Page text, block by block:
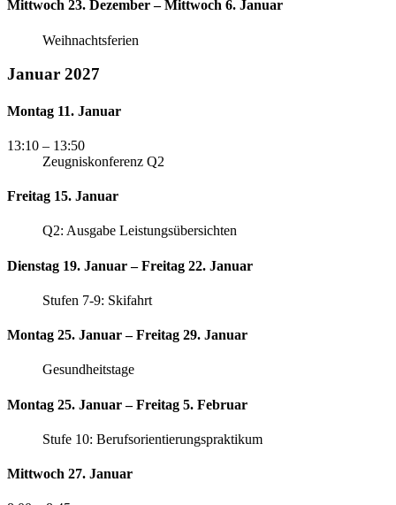
Mittwoch 23. Dezember – Mittwoch 6. Januar
Weihnachtsferien
Januar 2027
Montag 11. Januar
13:10 – 13:50
Zeugniskonferenz Q2
Freitag 15. Januar
Q2: Ausgabe Leistungsübersichten
Dienstag 19. Januar – Freitag 22. Januar
Stufen 7-9: Skifahrt
Montag 25. Januar – Freitag 29. Januar
Gesundheitstage
Montag 25. Januar – Freitag 5. Februar
Stufe 10: Berufsorientierungspraktikum
Mittwoch 27. Januar